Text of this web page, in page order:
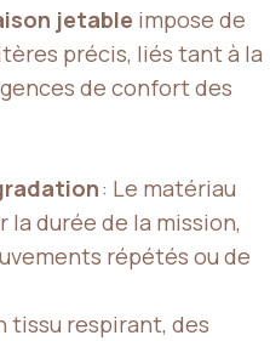
jetable impose de
précis, liés tant à la
de confort des
: Le matériau
durée de la mission,
répétés ou de
tissu respirant, des